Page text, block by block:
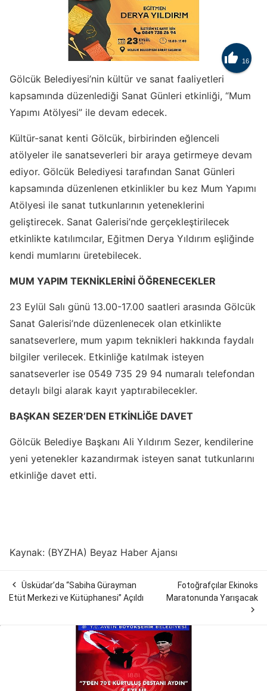
 16
Gölcük Belediyesi’nin kültür ve sanat faaliyetleri
kapsamında düzenlediği Sanat Günleri etkinliği, “Mum
Yapımı Atölyesi” ile devam edecek.
Kültür-sanat kenti Gölcük, birbirinden eğlenceli
atölyeler ile sanatseverleri bir araya getirmeye devam
ediyor. Gölcük Belediyesi tarafından Sanat Günleri
kapsamında düzenlenen etkinlikler bu kez Mum Yapımı
Atölyesi ile sanat tutkunlarının yeteneklerini
geliştirecek. Sanat Galerisi’nde gerçekleştirilecek
etkinlikte katılımcılar, Eğitmen Derya Yıldırım eşliğinde
kendi mumlarını üretebilecek.
MUM YAPIM TEKNİKLERİNİ ÖĞRENECEKLER
23 Eylül Salı günü 13.00-17.00 saatleri arasında Gölcük
Sanat Galerisi’nde düzenlenecek olan etkinlikte
sanatseverlere, mum yapım teknikleri hakkında faydalı
bilgiler verilecek. Etkinliğe katılmak isteyen
sanatseverler ise 0549 735 29 94 numaralı telefondan
detaylı bilgi alarak kayıt yaptırabilecekler.
BAŞKAN SEZER’DEN ETKİNLİĞE DAVET
Gölcük Belediye Başkanı Ali Yıldırım Sezer, kendilerine
yeni yetenekler kazandırmak isteyen sanat tutkunlarını
etkinliğe davet etti.
Kaynak: (BYZHA) Beyaz Haber Ajansı
 Üsküdar’da “Sabiha Gürayman
Etüt Merkezi ve Kütüphanesi” Açıldı
Fotoğrafçılar Ekinoks
Maratonunda Yarışacak
